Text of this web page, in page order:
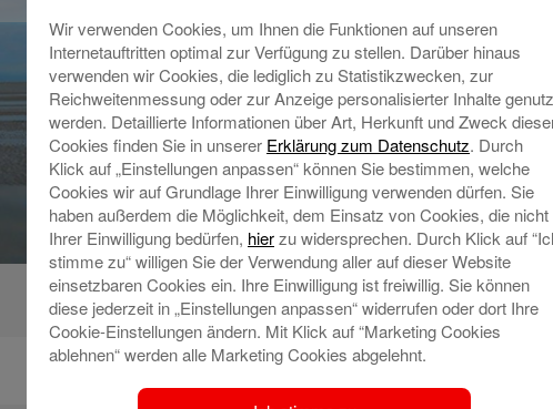
Wir verwenden Cookies, um Ihnen die Funktionen auf unseren
Internetauftritten optimal zur Verfügung zu stellen. Darüber hinaus
verwenden wir Cookies, die lediglich zu Statistikzwecken, zur
Reichweitenmessung oder zur Anzeige personalisierter Inhalte
werden. Detaillierte Informationen über Art, Herkunft und Zweck
Cookies finden Sie in unserer Erklärung zum Datenschutz. Durch
Klick auf „Einstellungen anpassen“ können Sie bestimmen, welche
Cookies wir auf Grundlage Ihrer Einwilligung verwenden dürfen. Sie
haben außerdem die Möglichkeit, dem Einsatz von Cookies, die nicht
Ihrer Einwilligung bedürfen, hierzu widersprechen. Durch Klick auf
stimme zu“ willigen Sie der Verwendung aller auf dieser Website
einsetzbaren Cookies ein. Ihre Einwilligung ist freiwillig. Sie können
diese jederzeit in „Einstellungen anpassen“ widerrufen oder dort Ihre
Cookie-Einstellungen ändern. Mit Klick auf “Marketing Cookies
ablehnen“ werden alle Marketing Cookies abgelehnt.